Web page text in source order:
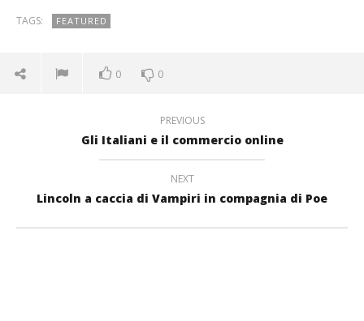
TAGS: FEATURED
0 0
PREVIOUS
Gli Italiani e il commercio online
NEXT
Lincoln a caccia di Vampiri in compagnia di Poe